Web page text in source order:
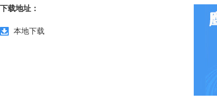
下载地址：
本地下载